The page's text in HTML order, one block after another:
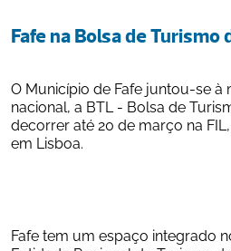
Fafe na Bolsa de Turismo
O Município de Fafe juntou-se
nacional, a BTL - Bolsa de
decorrer até 20 de março na
em Lisboa.
Fafe tem um espaço integrado